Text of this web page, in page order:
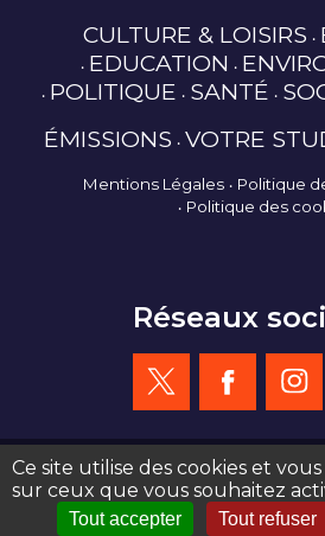
CULTURE & LOISIRS
EDUCATION
POLITIQUE SANTÉ
ÉMISSIONS VOTRE
Mentions Légales
Politique
Politique des
Réseaux
création site web : agence de
Ce site utilise des cookies et
sur ceux que vous souhaitez
Tout accepter Tout refuser